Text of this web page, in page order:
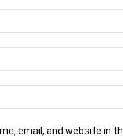
email, and website in